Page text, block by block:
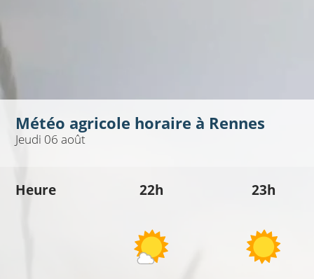
Météo agricole horaire à Rennes
Jeudi 06 août
Heure 22h 23h